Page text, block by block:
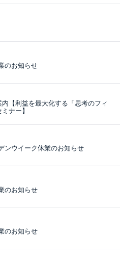
のお知らせ
【利益を最大化する「思考のフィ
ナー】
ンウイーク休業のお知らせ
のお知らせ
のお知らせ